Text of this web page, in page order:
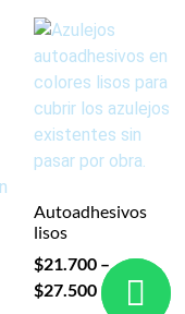
Autoadhesivos
lisos
$21.700 –
$27.500